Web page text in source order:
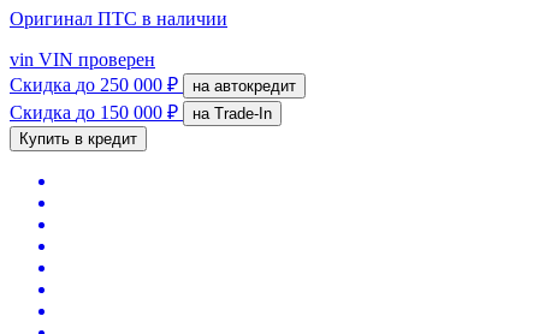
Оригинал ПТС в наличии
vin VIN проверен
Скидка до 250 000 ₽ на автокредит
Скидка до 150 000 ₽
на Trade-In
Купить в кредит